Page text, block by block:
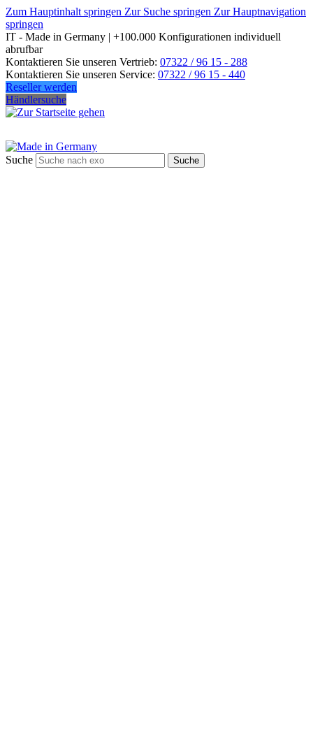
Zum Hauptinhalt springen Zur Suche springen Zur Hauptnavigation
springen
IT - Made in Germany | +100.000 Konfigurationen individuell
abrufbar
Kontaktieren Sie unseren Vertrieb: 07322 / 96 15 - 288
Kontaktieren Sie unseren Service: 07322 / 96 15 - 440
Reseller werden
Händlersuche
Suche Suche